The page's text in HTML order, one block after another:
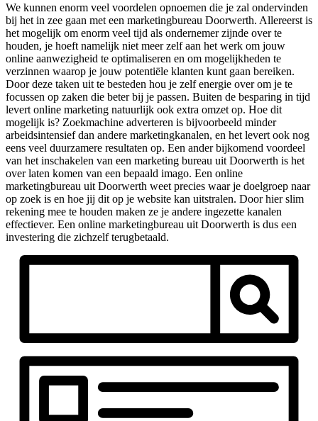
We kunnen enorm veel voordelen opnoemen die je zal ondervinden
bij het in zee gaan met een marketingbureau Doorwerth. Allereerst is
het mogelijk om enorm veel tijd als ondernemer zijnde over te
houden, je hoeft namelijk niet meer zelf aan het werk om jouw
online aanwezigheid te optimaliseren en om mogelijkheden te
verzinnen waarop je jouw potentiële klanten kunt gaan bereiken.
Door deze taken uit te besteden hou je zelf energie over om je te
focussen op zaken die beter bij je passen. Buiten de besparing in tijd
levert online marketing natuurlijk ook extra omzet op. Hoe dit
mogelijk is? Zoekmachine adverteren is bijvoorbeeld minder
arbeidsintensief dan andere marketingkanalen, en het levert ook nog
eens veel duurzamere resultaten op. Een ander bijkomend voordeel
van het inschakelen van een marketing bureau uit Doorwerth is het
over laten komen van een bepaald imago. Een online
marketingbureau uit Doorwerth weet precies waar je doelgroep naar
op zoek is en hoe jij dit op je website kan uitstralen. Door hier slim
rekening mee te houden maken ze je andere ingezette kanalen
effectiever. Een online marketingbureau uit Doorwerth is dus een
investering die zichzelf terugbetaald.